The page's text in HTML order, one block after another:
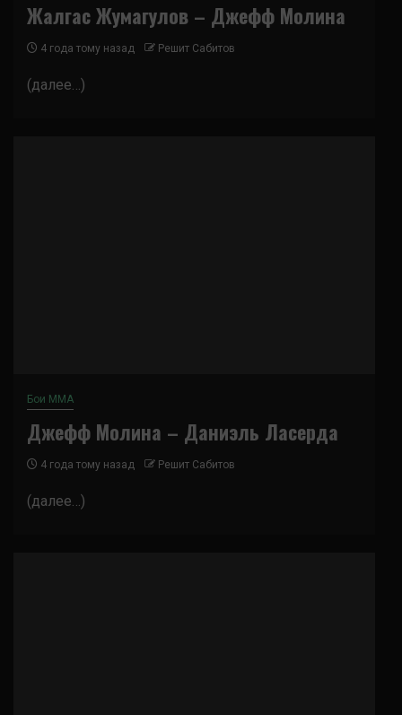
Жалгас Жумагулов – Джефф Молина
4 года тому назад Решит Сабитов
(далее…)
Бои ММА
Джефф Молина – Даниэль Ласерда
4 года тому назад Решит Сабитов
(далее…)